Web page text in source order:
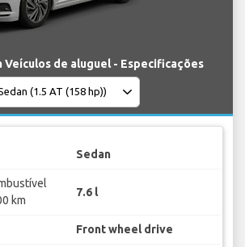
Veículos de aluguel - Especificações
Sedan
km
7.6 l
Front wheel drive